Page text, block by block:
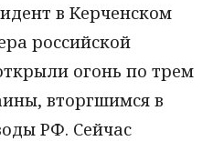
в Керченском
российской
огонь по трем
вторгшимся в
РФ. Сейчас